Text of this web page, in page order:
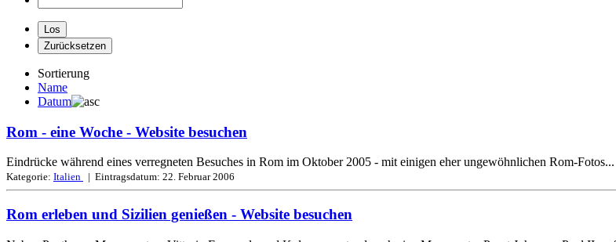
Sortierung
Name
Datum
Rom - eine Woche - Website besuchen
Eindrücke während eines verregneten Besuches in Rom im Oktober 2005 - mit einigen eher ungewöhnlichen Rom-Fotos...
Kategorie: Italien | Eintragsdatum: 22. Februar 2006
Rom erleben und Sizilien genießen - Website besuchen